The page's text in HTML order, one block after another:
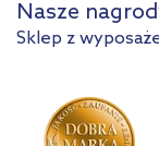
Nasze
Sklep z